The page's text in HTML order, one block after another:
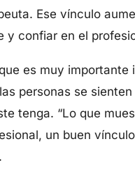
Ese vínculo
y confiar en el
es muy
personas se
tenga. “Lo que
un buen